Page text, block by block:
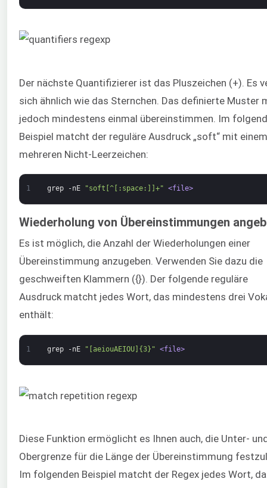
Der nächste Quantifizierer ist das Pluszeichen (+). Es
sich ähnlich wie das Sternchen. Das definierte Muster
jedoch mindestens einmal übereinstimmen. Im
Beispiel matcht der reguläre Ausdruck „soft“ mit
mehreren Nicht-Leerzeichen:
1 grep -nE "soft[^[:space:]]+" <file>
Wiederholung von Übereinstimmungen
Es ist möglich, die Anzahl der Wiederholungen einer
Übereinstimmung anzugeben. Verwenden Sie dazu die
geschweiften Klammern ({}). Der folgende reguläre
Ausdruck matcht jedes Wort, das mindestens drei
enthält:
1 grep -nE "[aeiouAEIOU]{3}" <file>
Diese Funktion ermöglicht es Ihnen auch, die Unter-
Obergrenze für die Länge der Übereinstimmung
Im folgenden Beispiel matcht der Regex jedes Wort,